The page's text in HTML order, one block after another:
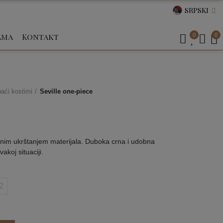
SRPSKI
Kontakt 0 0
kostimi Seville one-piece
ukrštanjem materijala. Duboka crna i udobna
situaciji.